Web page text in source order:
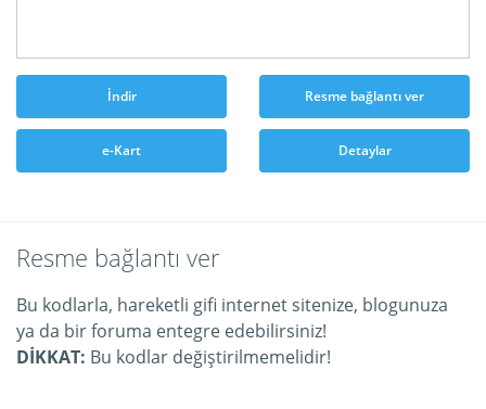
İndir Resme bağlantı ver
e-Kart Detaylar
Resme bağlantı ver
Bu kodlarla, hareketli gifi internet sitenize, blogunuza
ya da bir foruma entegre edebilirsiniz!
DİKKAT: Bu kodlar değiştirilmemelidir!